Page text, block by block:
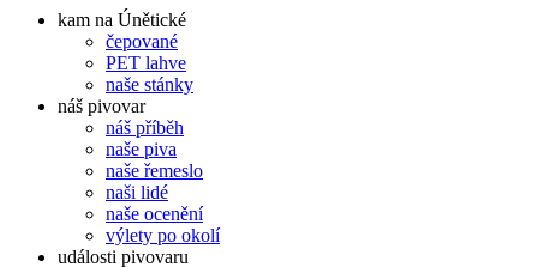
kam na Únětické
čepované
PET lahve
naše stánky
náš pivovar
náš příběh
naše piva
naše řemeslo
naši lidé
naše ocenění
výlety po okolí
události pivovaru